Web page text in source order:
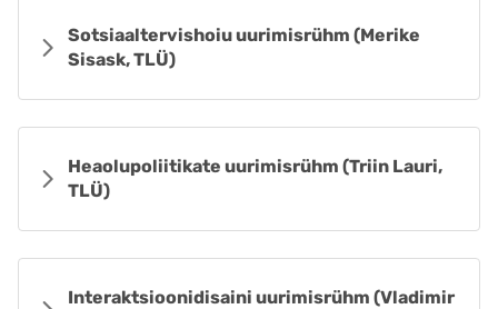
Sotsiaaltervishoiu uurimisrühm (Merike
Sisask, TLÜ)
Heaolupoliitikate uurimisrühm (Triin Lauri,
TLÜ)
Interaktsioonidisaini uurimisrühm (Vladimir